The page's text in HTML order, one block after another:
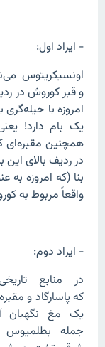
- ایراد اول:
اونسیکریتوس
همچنین مقبره‌‍‌ای
بنا (که امروزه به
واقعاً مربوط به
- ایراد دوم:
در منابع
که پاسارگاد و
جمله بطلمیوس